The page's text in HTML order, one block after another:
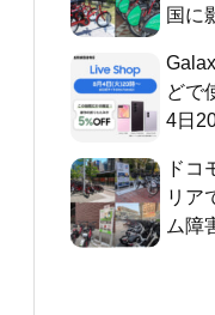
国に
どで
4日
ドコ
リア
ム障